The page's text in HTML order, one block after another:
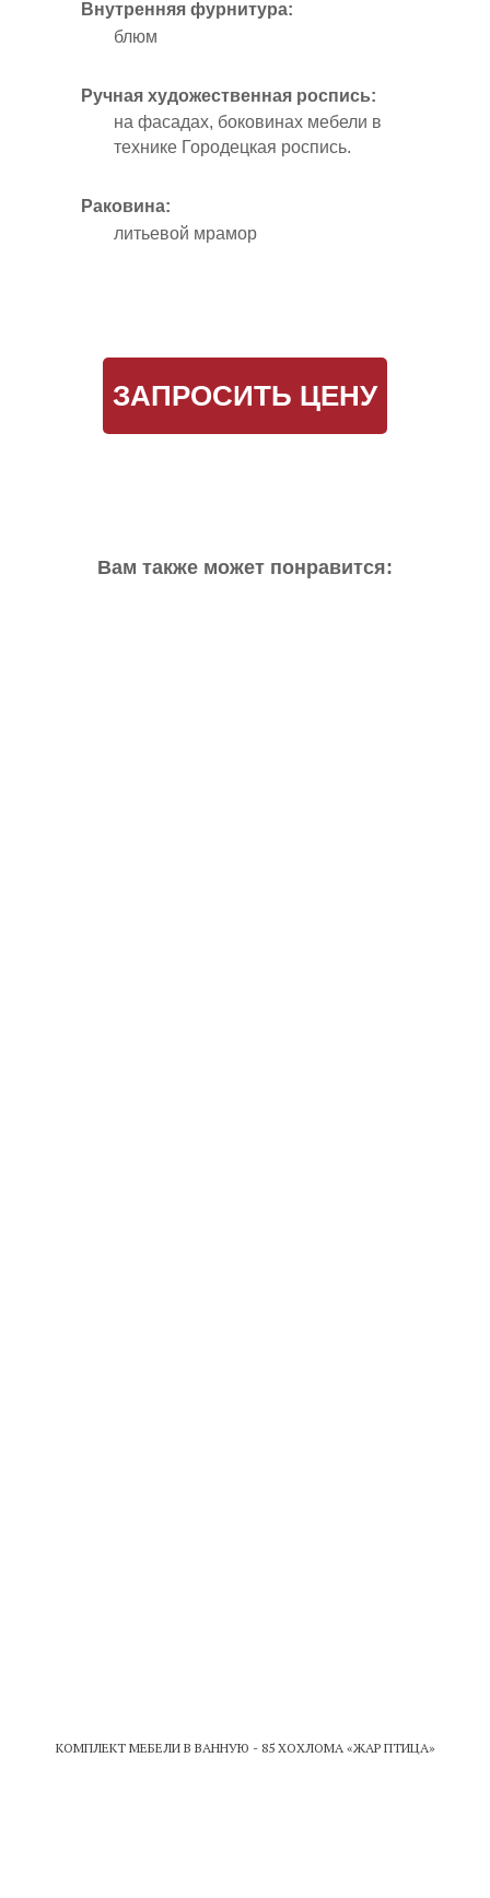
Ручная художественная роспись:
Раковина:
блюм
на фасадах, боковинах мебели в
технике Городецкая роспись.
литьевой мрамор
Внутренняя фурнитура:
ЗАПРОСИТЬ ЦЕНУ
Вам также может понравится:
КОМПЛЕКТ МЕБЕЛИ В ВАННУЮ - 85 ХОХЛОМА «ЖАР ПТИЦА»